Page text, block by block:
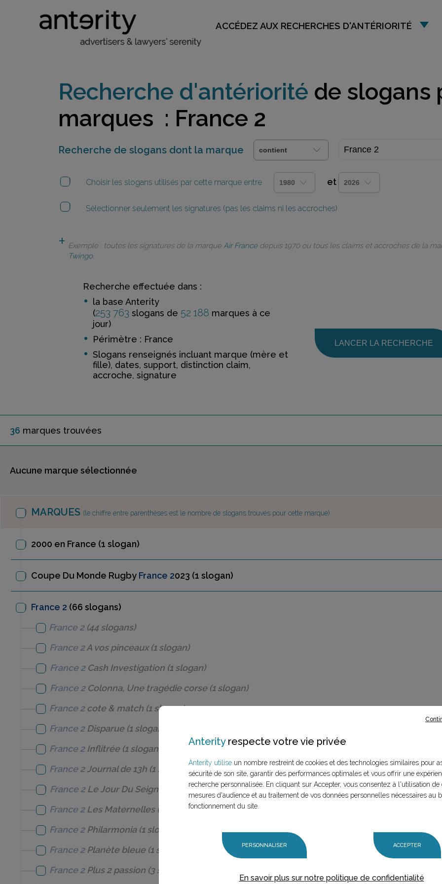
ACCÉDEZ AUX RECHERCHES D'ANTÉRIORITÉ
Recherche d'antériorité de slogans
marques : France 2
Recherche de slogans dont la marque
Choisir les slogans utilisés par cette marque entre et
Sélectionner seulement les signatures (pas les claims ni les accroches)
Exemple : toutes les signatures de la marque Air Francedepuis 1970 ou tous les claims et accroches de la
Twingo.
Recherche effectuée dans :
la base Anterity
(253 763 slogans de 52 188 marques à ce
jour)
Périmètre : France
Slogans renseignés incluant marque (mère et
fille), dates, support, distinction claim,
accroche, signature
LANCER LA RECHERCHE
36 marques trouvées
Aucune marque sélectionnée
MARQUES (le chiffre entre parenthèses est le nombre de slogans trouvés pour cette marque)
2000 en France (1 slogan)
Coupe Du Monde Rugby France 2023 (1 slogan)
France 2 (66 slogans)
France 2 (44 slogans)
France 2A vos pinceaux(1 slogan)
France 2 Cash Investigation(1 slogan)
France 2 Colonna, Une tragédie corse(1 slogan)
France 2 cote & match (1 slogan)
France 2 Disparue(1 slogan)
France 2 Inflitrée(1 slogan)
France 2 Journal de 13h (1 slogan)
France 2 Le Jour Du Seigneur (1 slogan)
France 2 Les Maternelles(1 slogan)
France 2 Philarmonia(1 slogan)
France 2 Planète bleue(1 slogan)
France 2 Plus 2 passion (3 slogans)
Anterityrespecte votre vie privée
Anterity utilise un nombre restreint de cookies et des technologies similaires pour
sécurité de son site, garantir des performances optimales et vous offrir une
recherche personnalisée. En cliquant sur Accepter, vous consentez à l'utilisation de
mesures d'audience et au traitement de vos données personnelles nécessaires au
fonctionnement du site.
PERSONNALISER ACCEPTER
En savoir plus sur notre politique de confidentialité